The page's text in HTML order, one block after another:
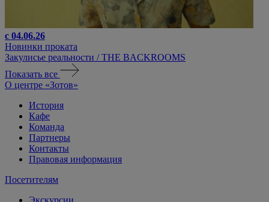
с 04.06.26
Новинки проката
Закулисье реальности / THE BACKROOMS
Показать все
О центре «Зотов»
История
Кафе
Команда
Партнеры
Контакты
Правовая информация
Посетителям